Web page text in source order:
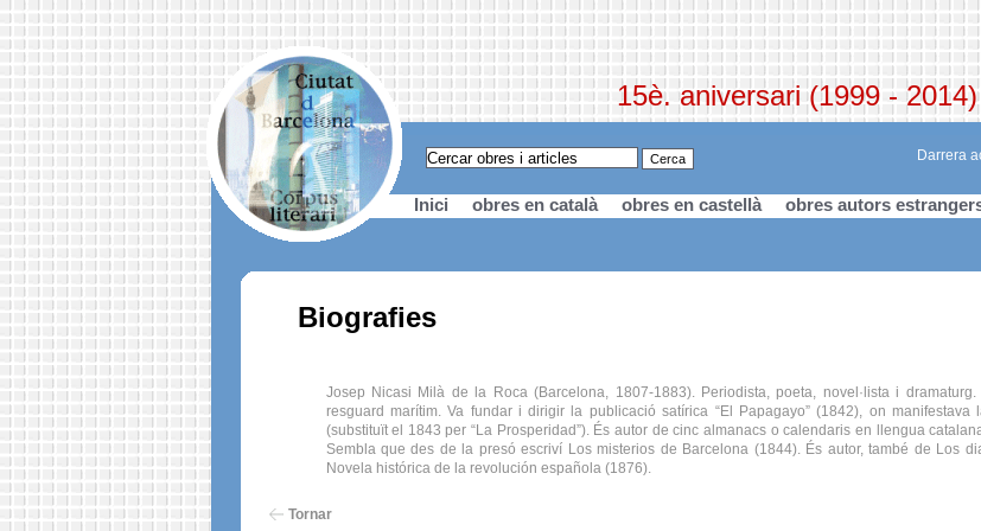
15è. aniversari (1999 - 2014)
Darrera
Inici obres en català obres en castellà obres autors
Biografies
Josep Nicasi Milà de la Roca (Barcelona, 1807-1883). Periodista, poeta, novel·lista i
resguard marítim. Va fundar i dirigir la publicació satírica “El Papagayo” (1842), on
(substituït el 1843 per “La Prosperidad”). És autor de cinc almanacs o calendaris en llengua
Sembla que des de la presó escriví Los misterios de Barcelona (1844). És autor, també de Los
Novela histórica de la revolución española (1876).
Tornar